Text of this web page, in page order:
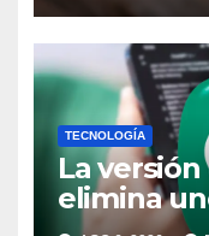
TECNOLOGÍA
La
elimina
más